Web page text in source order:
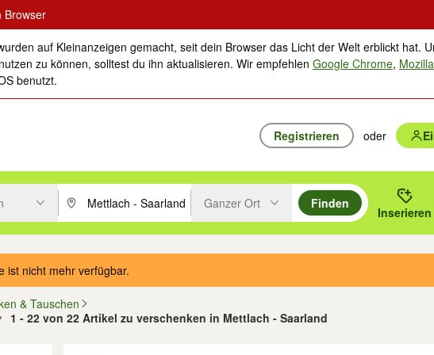
Browser
auf Kleinanzeigen gemacht, seit dein Browser das Licht der Welt erblickt hat.
zu können, solltest du ihn aktualisieren. Wir empfehlenGoogle Chrome,
benutzt.
Registrieren oder
oder Vorschläge mit den Pfeiltasten nach oben/unten durchsuchen und mit
PLZ oder Ort eingeben. Eingabetaste drücken um zu suchen, oder
Ganzer Ort
Finden
Inserieren
ist nicht mehr verfügbar.
& Tauschen
1 - 22 von 22 Artikel zu verschenken in Mettlach - Saarland